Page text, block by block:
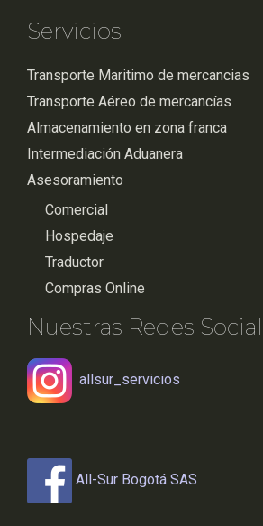
Servicios
Transporte Maritimo de mercancias
Transporte Aéreo de mercancías
Almacenamiento en zona franca
Intermediación Aduanera
Asesoramiento
Comercial
Hospedaje
Traductor
Compras Online
Nuestras Redes
allsur_servicios
All-Sur Bogotá SAS